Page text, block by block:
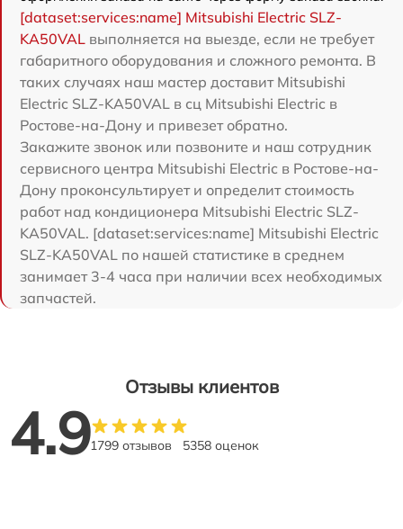
[dataset:services:name] Mitsubishi Electric SLZ-
KA50VAL выполняется на выезде, если не требует
габаритного оборудования и сложного ремонта. В
таких случаях наш мастер доставит Mitsubishi
Electric SLZ-KA50VAL в сц Mitsubishi Electric в
Ростове-на-Дону и привезет обратно.
Закажите звонок или позвоните и наш сотрудник
сервисного центра Mitsubishi Electric в Ростове-на-
Дону проконсультирует и определит стоимость
работ над кондиционера Mitsubishi Electric SLZ-
KA50VAL. [dataset:services:name] Mitsubishi Electric
SLZ-KA50VAL по нашей статистике в среднем
занимает 3-4 часа при наличии всех необходимых
запчастей.
Отзывы клиентов
4.91799 отзывов 5358 оценок